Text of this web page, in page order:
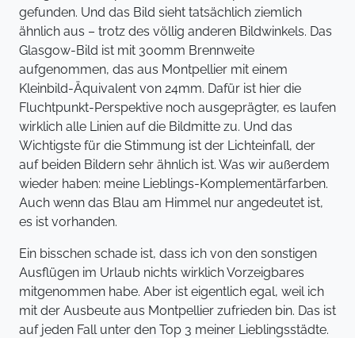
gefunden. Und das Bild sieht tatsächlich ziemlich
ähnlich aus – trotz des völlig anderen Bildwinkels. Das
Glasgow-Bild ist mit 300mm Brennweite
aufgenommen, das aus Montpellier mit einem
Kleinbild-Äquivalent von 24mm. Dafür ist hier die
Fluchtpunkt-Perspektive noch ausgeprägter, es laufen
wirklich alle Linien auf die Bildmitte zu. Und das
Wichtigste für die Stimmung ist der Lichteinfall, der
auf beiden Bildern sehr ähnlich ist. Was wir außerdem
wieder haben: meine Lieblings-Komplementärfarben.
Auch wenn das Blau am Himmel nur angedeutet ist,
es ist vorhanden.
Ein bisschen schade ist, dass ich von den sonstigen
Ausflügen im Urlaub nichts wirklich Vorzeigbares
mitgenommen habe. Aber ist eigentlich egal, weil ich
mit der Ausbeute aus Montpellier zufrieden bin. Das ist
auf jeden Fall unter den Top 3 meiner Lieblingsstädte.